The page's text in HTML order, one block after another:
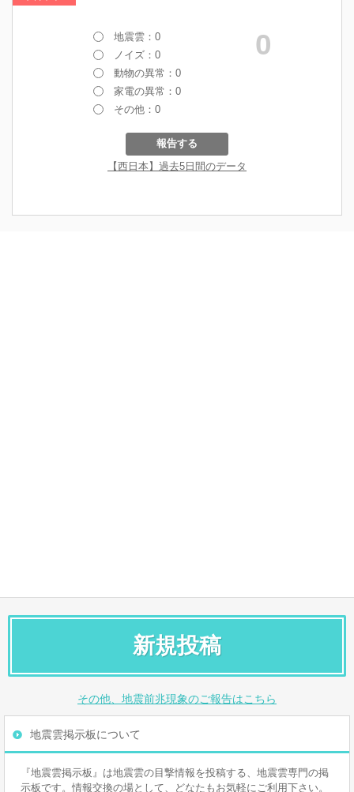
新規投稿
その他、地震前兆現象のご報告はこちら
地震雲掲示板について
『地震雲掲示板』は地震雲の目撃情報を投稿する、地震雲専門の掲
示板です。情報交換の場として、どなたもお気軽にご利用下さい。